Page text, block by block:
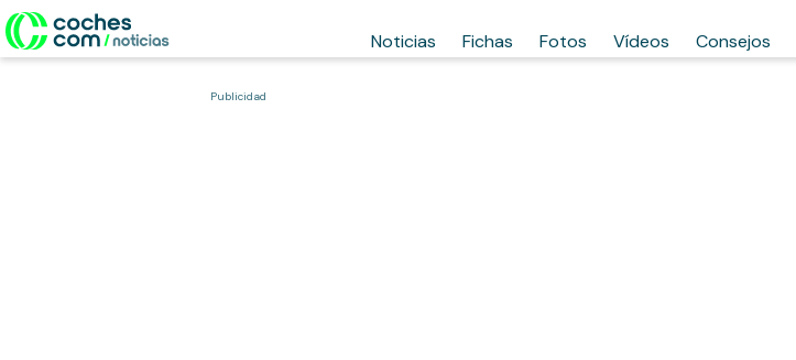
Noticias Fichas Fotos Vídeos Consejos
Publicidad